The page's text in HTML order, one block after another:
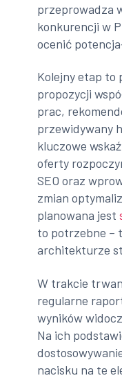
przeprowadza
konkurencji w
ocenić
Kolejny etap to
propozycji
prac,
przewidywany
kluczowe
oferty
SEO oraz
zmian
planowana jest
to potrzebne –
architekturze
W trakcie
regularne
wyników
Na ich
nacisku na te